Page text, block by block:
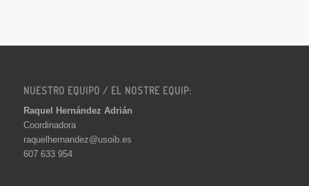
NUESTRO EQUIPO / EL NOSTRE EQUIP:
Raquel Hernández Adrián
Coordinadora
raquelhernandez@usoib.es
607 633 954